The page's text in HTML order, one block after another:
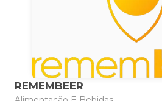
REMEMBEER